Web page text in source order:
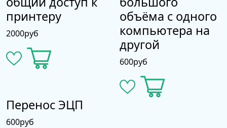
Пользователю необходимо открыть
Панель управления, а затем раздел
«Система и безопасность».
Там выбрать вкладку «Система». В
перечне будет «Имя компьютера, имя
домена и параметры рабочей группы».
Необходимо нажать «Изменение
параметров» и кнопку «Изменить».
Если необходимо, в параметрах можно
принтеру
2000руб
объёма с одного
компьютера на
другой
600руб
Перенос ЭЦП
600руб